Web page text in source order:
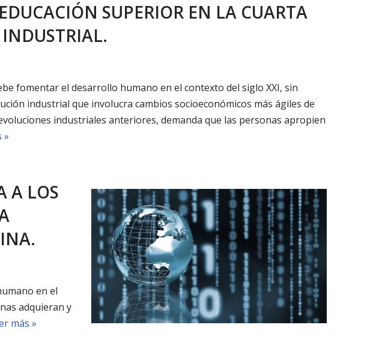
SUPERIOR EN LA CUARTA
fomentar el desarrollo humano en el contexto del siglo XXI, sin
industrial que involucra cambios socioeconómicos más ágiles de
industriales anteriores, demanda que las personas apropien
»
A LOS
en el
adquieran y
más »